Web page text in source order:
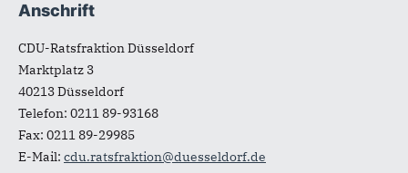
Fußbereich
Anschrift
CDU-Ratsfraktion Düsseldorf
Marktplatz 3
40213Düsseldorf
Telefon: 0211 89-93168
Fax: 0211 89-29985
E-Mail: cdu.ratsfraktion@duesseldorf.de